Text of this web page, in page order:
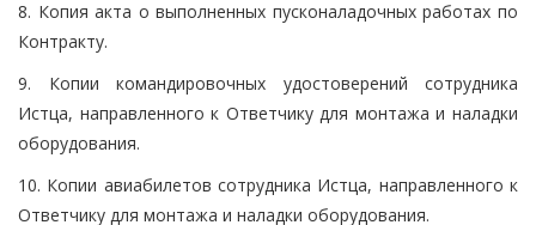
8. Копия акта о выполненных пусконаладочных работах по
Контракту.
9. Копии командировочных удостоверений сотрудника
Истца, направленного к Ответчику для монтажа и наладки
оборудования.
10. Копии авиабилетов сотрудника Истца, направленного к
Ответчику для монтажа и наладки оборудования.